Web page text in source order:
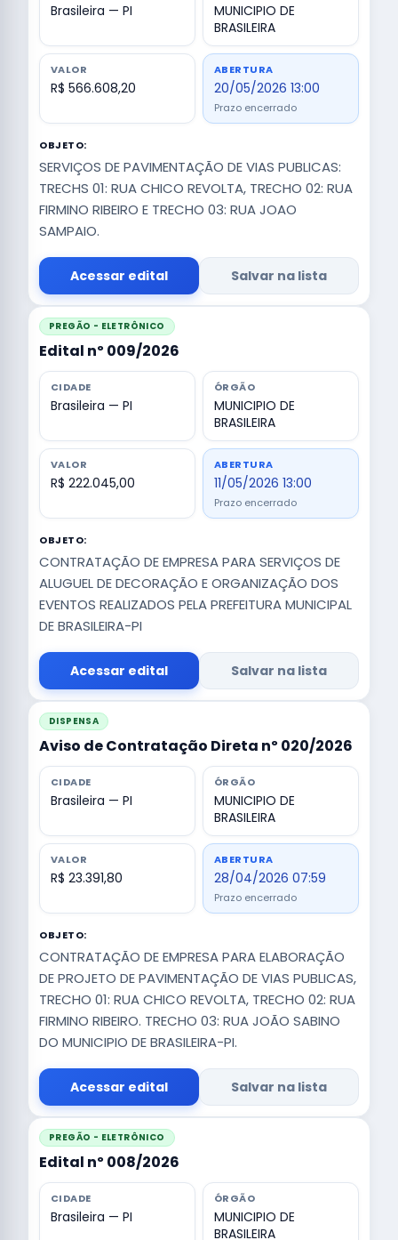
Brasileira — PI
MUNICIPIO DE
BRASILEIRA
VALOR
R$ 566.608,20
ABERTURA
20/05/2026 13:00
Prazo encerrado
OBJETO:
SERVIÇOS DE PAVIMENTAÇÃO DE VIAS PUBLICAS:
TRECHS 01: RUA CHICO REVOLTA, TRECHO 02: RUA
FIRMINO RIBEIRO E TRECHO 03: RUA JOAO
SAMPAIO.
Acessar edital Salvar na lista
PREGÃO - ELETRÔNICO
Edital nº 009/2026
CIDADE
Brasileira — PI
ÓRGÃO
MUNICIPIO DE
BRASILEIRA
VALOR
R$ 222.045,00
ABERTURA
11/05/2026 13:00
Prazo encerrado
OBJETO:
CONTRATAÇÃO DE EMPRESA PARA SERVIÇOS DE
ALUGUEL DE DECORAÇÃO E ORGANIZAÇÃO DOS
EVENTOS REALIZADOS PELA PREFEITURA MUNICIPAL
DE BRASILEIRA-PI
Acessar edital Salvar na lista
DISPENSA
Aviso de Contratação Direta nº 020/2026
CIDADE
Brasileira — PI
ÓRGÃO
MUNICIPIO DE
BRASILEIRA
VALOR
R$ 23.391,80
ABERTURA
28/04/2026 07:59
Prazo encerrado
OBJETO:
CONTRATAÇÃO DE EMPRESA PARA ELABORAÇÃO
DE PROJETO DE PAVIMENTAÇÃO DE VIAS PUBLICAS,
TRECHO 01: RUA CHICO REVOLTA, TRECHO 02: RUA
FIRMINO RIBEIRO. TRECHO 03: RUA JOÃO SABINO
DO MUNICIPIO DE BRASILEIRA-PI.
Acessar edital Salvar na lista
PREGÃO - ELETRÔNICO
Edital nº 008/2026
CIDADE
Brasileira — PI
ÓRGÃO
MUNICIPIO DE
BRASILEIRA